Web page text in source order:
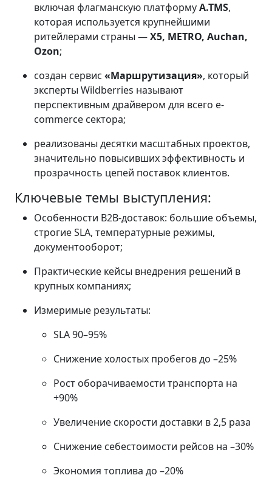
включая флагманскую платформуA.TMS,
которая используется крупнейшими
ритейлерами страны —X5, METRO, Auchan,
Ozon;
создан сервис «Маршрутизация», который
эксперты Wildberries называют
перспективным драйвером для всего e-
commerce сектора;
реализованы десятки масштабных проектов,
значительно повысивших эффективность и
прозрачность цепей поставок клиентов.
Ключевые темы выступления:
Особенности B2B-доставок: большие объемы,
строгие SLA, температурные режимы,
документооборот;
Практические кейсы внедрения решений в
крупных компаниях;
Измеримые результаты:
SLA 90–95%
Снижение холостых пробегов до –25%
Рост оборачиваемости транспорта на
+90%
Увеличение скорости доставки в 2,5 раза
Снижение себестоимости рейсов на –30%
Экономия топлива до –20%